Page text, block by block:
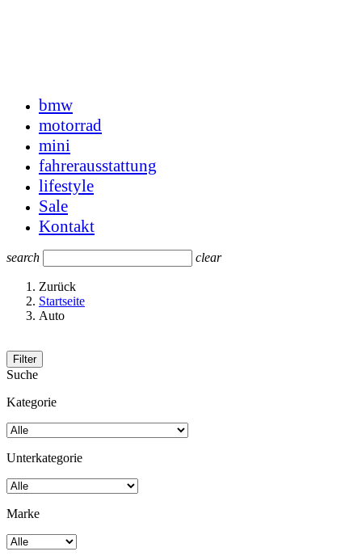
bmw
motorrad
mini
fahrerausstattung
lifestyle
Sale
Kontakt
search clear
Zurück
Startseite
Auto
Filter
Suche
Kategorie
Unterkategorie
Marke